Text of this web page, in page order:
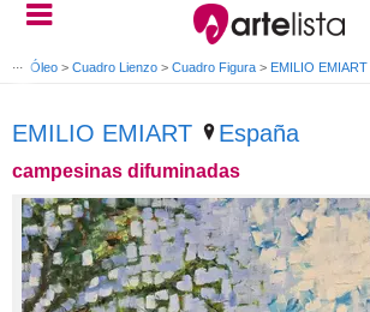
Óleo > Cuadro Lienzo > Cuadro Figura > EMILIO EMIART
EMILIO EMIART España
campesinas difuminadas